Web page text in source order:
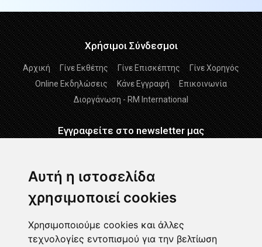
Αυτή η ιστοσελίδα
χρησιμοποιεί cookies
Χρησιμοποιούμε cookies και άλλες
τεχνολογίες εντοπισμού για την βελτίωση
Χρήσιμοι Σύνδεσμοι
Αρχική Γίνε Εκθέτης Γίνε Επισκέπτης
Γίνε Χορηγός
Online Εκδηλώσεις
Κάνε Εγγραφή
Επικοινωνία
Διοργάνωση - RM International
Εγγραφείτε στο newsletter μας
Διάβασα και αποδέχομαι τους Όρους Χρήσης